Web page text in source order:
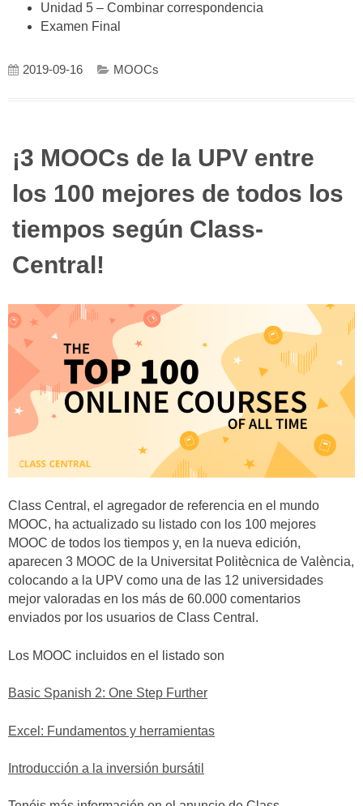
Unidad 5 – Combinar correspondencia
Examen Final
2019-09-16 MOOCs
¡3 MOOCs de la UPV entre
los 100 mejores de todos los
tiempos según Class-
Central!
Class Central, el agregador de referencia en el mundo
MOOC, ha actualizado su listado con los 100 mejores
MOOC de todos los tiempos y, en la nueva edición,
aparecen 3 MOOC de la Universitat Politècnica de València,
colocando a la UPV como una de las 12 universidades
mejor valoradas en los más de 60.000 comentarios
enviados por los usuarios de Class Central.
Los MOOC incluidos en el listado son
Basic Spanish 2: One Step Further
Excel: Fundamentos y herramientas
Introducción a la inversión bursátil